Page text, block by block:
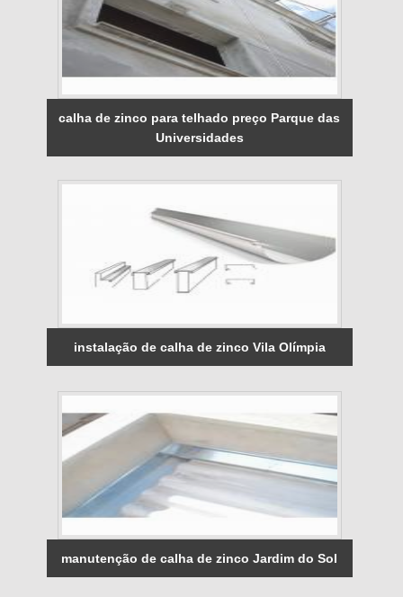
calha de zinco para telhado preço Parque das
Universidades
instalação de calha de zinco Vila Olímpia
manutenção de calha de zinco Jardim do Sol